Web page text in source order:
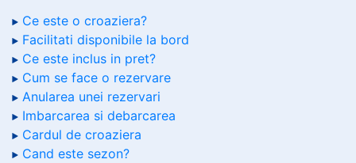
Ce este o croaziera?
Facilitati disponibile la bord
Ce este inclus in pret?
Cum se face o rezervare
Anularea unei rezervari
Imbarcarea si debarcarea
Cardul de croaziera
Cand este sezon?